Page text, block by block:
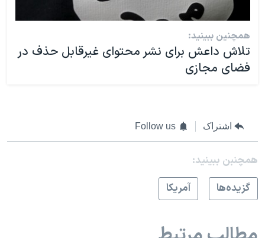
همچنین ببینید:
تلاش داعش برای نشر محتوای غیرقابل‌ حذف در
فضای مجازی
اشتراک Follow us
همچنبن ببینید:
گزيده‌ها
آمريکا